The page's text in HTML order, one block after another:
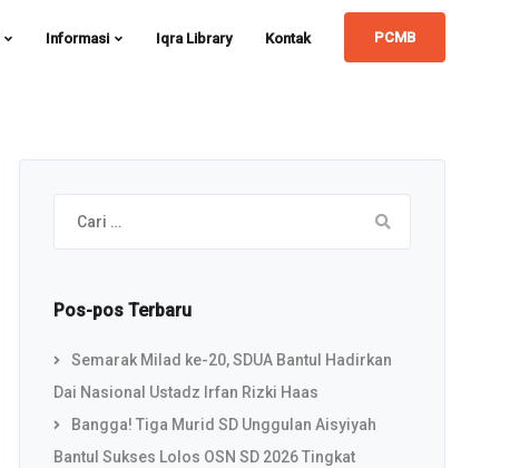
Informasi Iqra Library Kontak PCMB
Cari
untuk:
Pos-pos Terbaru
Semarak Milad ke-20, SDUA Bantul Hadirkan
Dai Nasional Ustadz Irfan Rizki Haas
Bangga! Tiga Murid SD Unggulan Aisyiyah
Bantul Sukses Lolos OSN SD 2026 Tingkat